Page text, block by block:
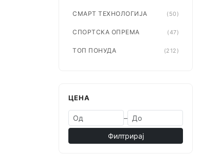
СМАРТ ТЕХНОЛОГИЈА (50)
СПОРТСКА ОПРЕМА (47)
ТОП ПОНУДА (212)
ЦЕНА
–
Филтрирај